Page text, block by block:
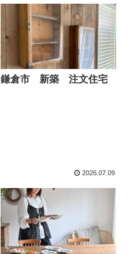
鎌倉市 新築 注文住宅
2026.07.09